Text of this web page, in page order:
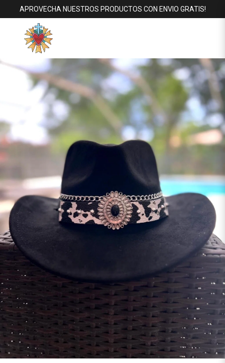
APROVECHA NUESTROS PRODUCTOS CON ENVIO GRATIS!